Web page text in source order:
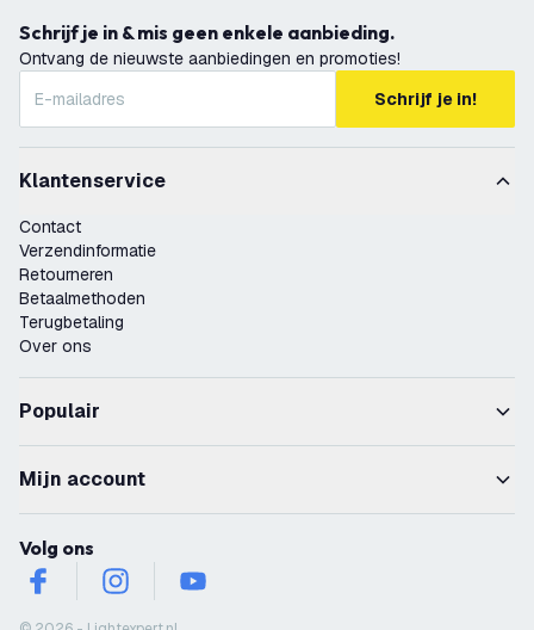
Schrijf je in & mis geen enkele aanbieding.
Ontvang de nieuwste aanbiedingen en promoties!
Schrijf je in!
Klantenservice
Contact
Verzendinformatie
Retourneren
Betaalmethoden
Terugbetaling
Over ons
Populair
Mijn account
Volg ons
facebookinstagramyoutube